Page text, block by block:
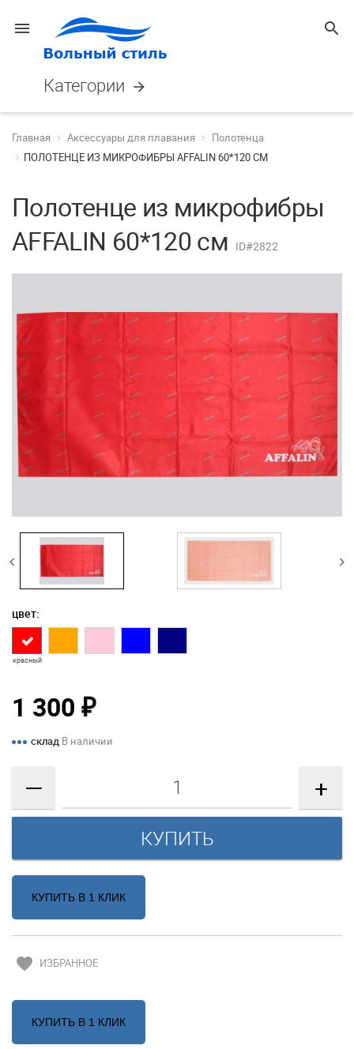
menu search
Категории arrow_forward
Главная Аксессуары для плавания
Полотенца
ПОЛОТЕНЦЕ ИЗ МИКРОФИБРЫ AFFALIN 60*120 СМ
Полотенце из микрофибры
AFFALIN 60*120 см ID#2822
цвет:
красный
1 300 ₽
склад В наличии
— +
КУПИТЬ В 1 КЛИК
favorite ИЗБРАННОЕ
КУПИТЬ В 1 КЛИК